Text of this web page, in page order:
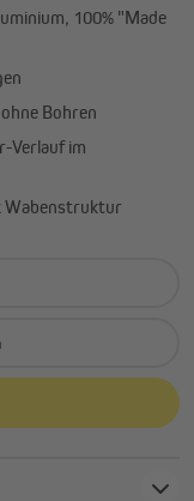
100% "Made
Bohren
Verlauf im
Wabenstruktur